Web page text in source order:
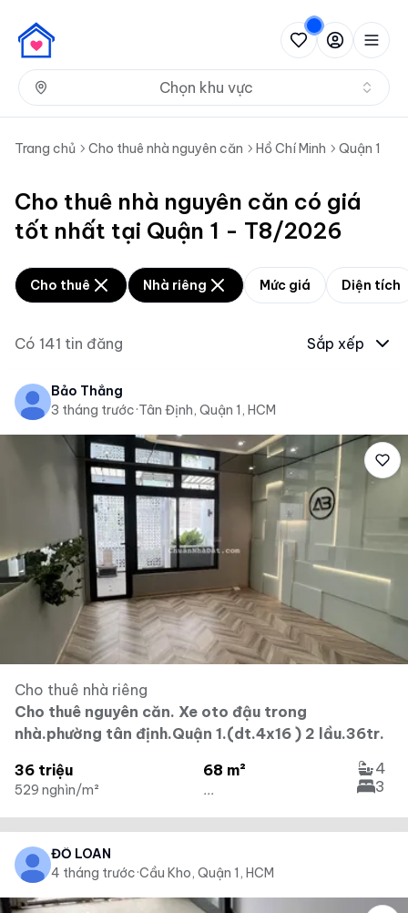
Chọn khu vực
Trang chủ Cho thuê nhà nguyên căn Hồ Chí Minh Quận 1
Cho thuê nhà nguyên căn có giá
tốt nhất tại Quận 1 - T8/2026
Cho thuê Nhà riêng Mức giá Diện tích
Có 141 tin đăng Sắp xếp
Bảo Thắng
3 tháng trước·Tân Định, Quận 1, HCM
Cho thuê nhà riêng
Cho thuê nguyên căn. Xe oto đậu trong
nhà.phường tân định.Quận 1.(dt.4x16 ) 2 lầu.36tr.
36 triệu
529 nghìn/m²
68 m²
...
4
3
ĐỖ LOAN
4 tháng trước·Cầu Kho, Quận 1, HCM